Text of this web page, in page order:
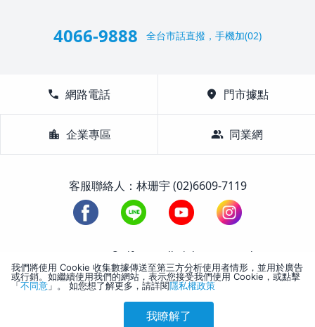
4066-9888 全台市話直撥，手機加(02)
call 網路電話 location_on 門市據點
location_city 企業專區 group 同業網
客服聯絡人：林珊宇 (02)6609-7119
1988-2026 © Lifetour All Rights Reserved.
我們將使用 Cookie 收集數據傳送至第三方分析使用者情形，並用於廣告
或行銷。如繼續使用我們的網站，表示您接受我們使用 Cookie，或點擊
「不同意 」。 如您想了解更多，請詳閱隱私權政策
我瞭解了